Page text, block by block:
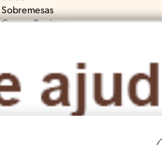
Sobremesas
Carnes Bovinas​
Peixes
Todas as Categorias